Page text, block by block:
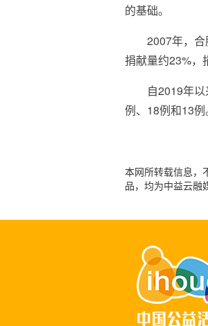
的基础。
2007年，
捐献量约23%，
自2019年
例、18例和13例
本网所转载信息，
品，均为中益云融